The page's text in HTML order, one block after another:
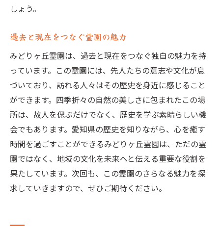
しょう。
過去と現在をつなぐ霊園の魅力
みどりヶ丘霊園は、過去と現在をつなぐ独自の魅力を持
っています。この霊園には、先人たちの意志や文化が息
づいており、訪れる人々はその歴史を身近に感じること
ができます。四季折々の自然の美しさに包まれたこの場
所は、故人を偲ぶだけでなく、歴史を学ぶ素晴らしい機
会でもあります。愛知県の歴史を知りながら、心を癒す
時間を過ごすことができるみどりヶ丘霊園は、ただの霊
園ではなく、地域の文化を未来へと伝える重要な役割を
果たしています。次回も、この霊園のさらなる魅力を探
求していきますので、ぜひご期待ください。